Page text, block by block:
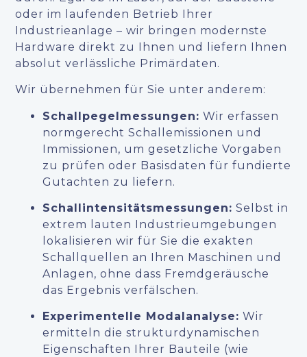
oder im laufenden Betrieb Ihrer
Industrieanlage – wir bringen modernste
Hardware direkt zu Ihnen und liefern Ihnen
absolut verlässliche Primärdaten.
Wir übernehmen für Sie unter anderem:
Schallpegelmessungen: Wir erfassen
normgerecht Schallemissionen und
Immissionen, um gesetzliche Vorgaben
zu prüfen oder Basisdaten für fundierte
Gutachten zu liefern.
Schallintensitätsmessungen: Selbst in
extrem lauten Industrieumgebungen
lokalisieren wir für Sie die exakten
Schallquellen an Ihren Maschinen und
Anlagen, ohne dass Fremdgeräusche
das Ergebnis verfälschen.
Experimentelle Modalanalyse: Wir
ermitteln die strukturdynamischen
Eigenschaften Ihrer Bauteile (wie